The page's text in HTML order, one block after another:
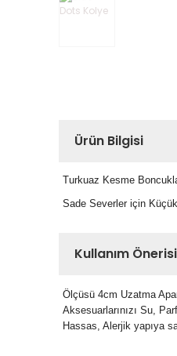
Ürün Bilgisi
Turkuaz Kesme
Sade Severler için
Kullanım
Ölçüsü 4cm Uzatma
Aksesuarlarınızı Su,
Hassas, Alerjik yapıya